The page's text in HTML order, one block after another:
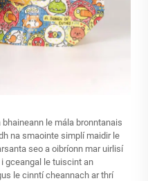
le mála bronntanais
na smaointe simplí maidir le
seo a oibríonn mar uirlisí
gceangal le tuiscint an
le cinntí cheannach ar thrí